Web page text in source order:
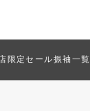
限定セール振袖一覧